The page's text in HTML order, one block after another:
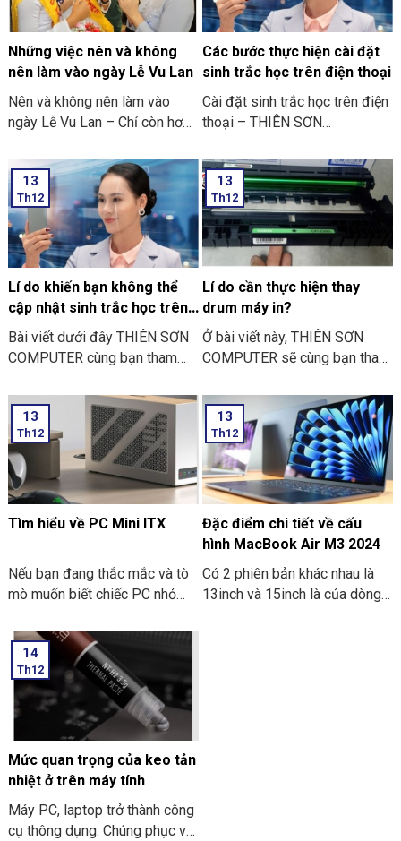
Những việc nên và không
nên làm vào ngày Lễ Vu Lan
Nên và không nên làm vào
ngày Lễ Vu Lan – Chỉ còn hơn
ngày Vu Lan báo hiếu rồi.
THIÊN SƠN COMPUTER chia
sẻ với bạn về những việc nên
và không nên làm ngày Lễ Vu
Lan nhé.
Các bước thực hiện cài đặt
sinh trắc học trên điện thoại
Cài đặt sinh trắc học trên điện
thoại – THIÊN SƠN
khảo “các bước thực hiện cài
đặt sinh trắc học trên điện
thoại” nhé
13
Th12
Lí do khiến bạn không thể
cập nhật sinh trắc học trên
ứng dụng ngân hàng
Bài viết dưới đây THIÊN SƠN
COMPUTER cùng bạn tham
không thể cập nhật sinh trắc
học trên ứng dụng ngân hàng
thường gặp nhé:
13
Th12
Lí do cần thực hiện thay
drum máy in?
Ở bài viết này, THIÊN SƠN
COMPUTER sẽ cùng bạn tham
drum máy in là như thế nào
nhé?
13
Th12
Tìm hiểu về PC Mini ITX
Nếu bạn đang thắc mắc và tò
mò muốn biết chiếc PC nhỏ
nhiều nơi thì PC Mini ITX có
thể đáp ứng được nhu cầu đó.
Sau đây là một số thông tin
khi bạn tìm hiểu về PC Mini
ITX. Cùng THIÊN SƠN
COMPUTER tham khảo nhé.
13
Th12
Đặc điểm chi tiết về cấu
hình MacBook Air M3 2024
Có 2 phiên bản khác nhau là
13inch và 15inch là của dòng
14
Th12
Mức quan trọng của keo tản
nhiệt ở trên máy tính
Máy PC, laptop trở thành công
cụ thông dụng. Chúng phục vụ